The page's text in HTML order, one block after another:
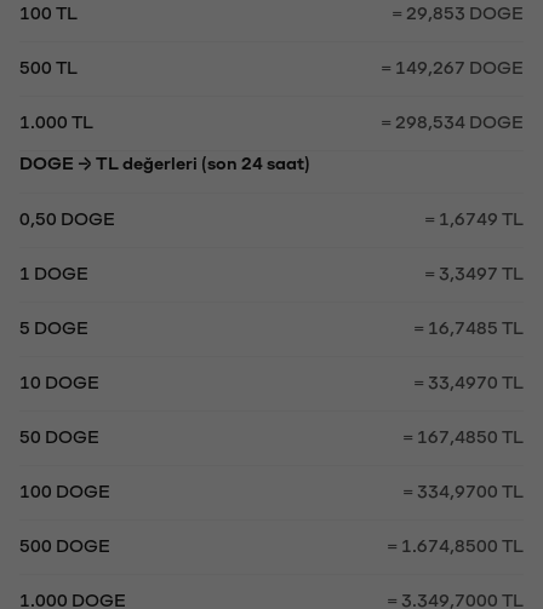
100 TL = 29,853 DOGE
500 TL = 149,267 DOGE
1.000 TL = 298,534 DOGE
DOGE → TL değerleri (son 24 saat)
0,50 DOGE = 1,6749 TL
1 DOGE = 3,3497 TL
5 DOGE = 16,7485 TL
10 DOGE = 33,4970 TL
50 DOGE = 167,4850 TL
100 DOGE = 334,9700 TL
500 DOGE = 1.674,8500 TL
1.000 DOGE = 3.349,7000 TL